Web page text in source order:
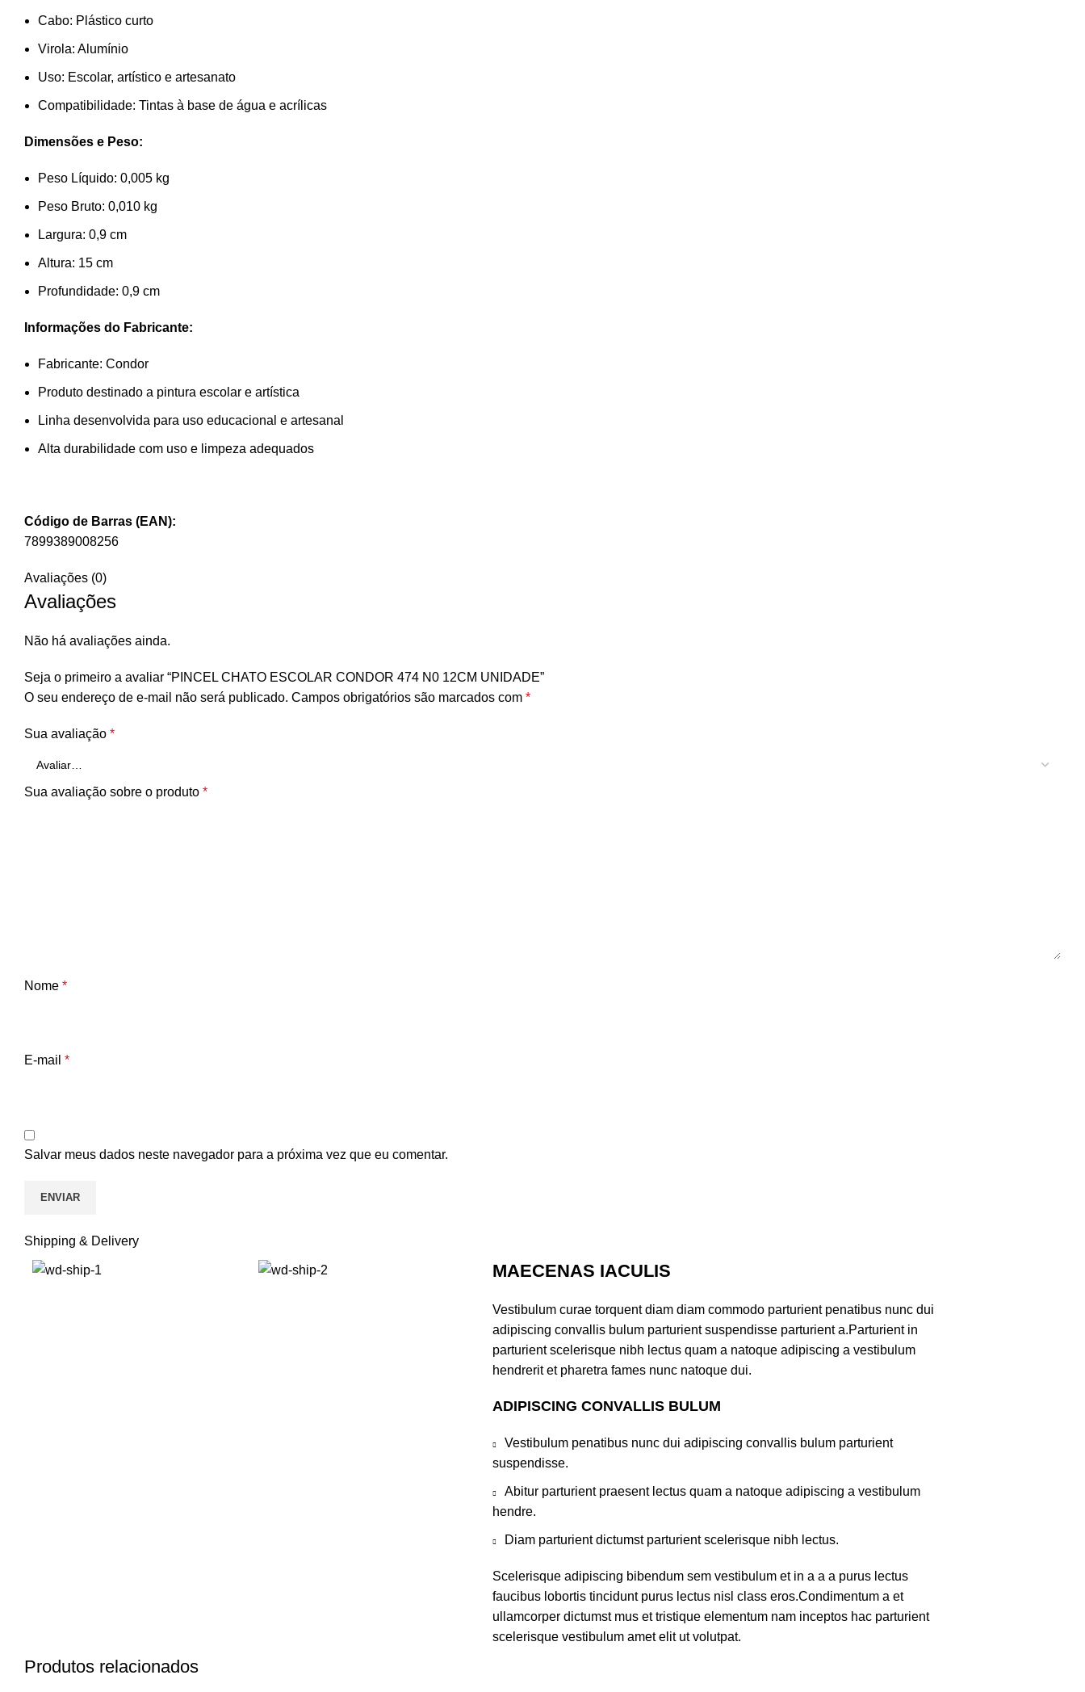
Cabo: Plástico curto
Virola: Alumínio
Uso: Escolar, artístico e artesanato
Compatibilidade: Tintas à base de água e acrílicas
Dimensões e Peso:
Peso Líquido: 0,005 kg
Peso Bruto: 0,010 kg
Largura: 0,9 cm
Altura: 15 cm
Profundidade: 0,9 cm
Informações do Fabricante:
Fabricante: Condor
Produto destinado a pintura escolar e artística
Linha desenvolvida para uso educacional e artesanal
Alta durabilidade com uso e limpeza adequados
Código de Barras (EAN):
7899389008256
Avaliações (0)
Avaliações
Não há avaliações ainda.
Seja o primeiro a avaliar “PINCEL CHATO ESCOLAR CONDOR 474 N0 12CM UNIDADE”
O seu endereço de e-mail não será publicado. Campos obrigatórios são marcados com *
Sua avaliação *
Sua avaliação sobre o produto *
Nome *
E-mail *
Salvar meus dados neste navegador para a próxima vez que eu comentar.
Shipping & Delivery
MAECENAS IACULIS
Vestibulum curae torquent diam diam commodo parturient penatibus nunc dui
adipiscing convallis bulum parturient suspendisse parturient a.Parturient in
parturient scelerisque nibh lectus quam a natoque adipiscing a vestibulum
hendrerit et pharetra fames nunc natoque dui.
ADIPISCING CONVALLIS BULUM
Vestibulum penatibus nunc dui adipiscing convallis bulum parturient
suspendisse.
Abitur parturient praesent lectus quam a natoque adipiscing a vestibulum
hendre.
Diam parturient dictumst parturient scelerisque nibh lectus.
Scelerisque adipiscing bibendum sem vestibulum et in a a a purus lectus
faucibus lobortis tincidunt purus lectus nisl class eros.Condimentum a et
ullamcorper dictumst mus et tristique elementum nam inceptos hac parturient
scelerisque vestibulum amet elit ut volutpat.
Produtos relacionados